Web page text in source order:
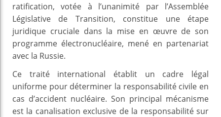
ratification, votée à l’unanimité par l’Assemblée
Législative de Transition, constitue une étape
juridique cruciale dans la mise en œuvre de son
programme électronucléaire, mené en partenariat
avec la Russie.
Ce traité international établit un cadre légal
uniforme pour déterminer la responsabilité civile en
cas d’accident nucléaire. Son principal mécanisme
est la canalisation exclusive de la responsabilité sur